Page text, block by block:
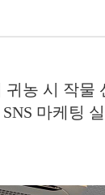
농 시 작물
마케팅